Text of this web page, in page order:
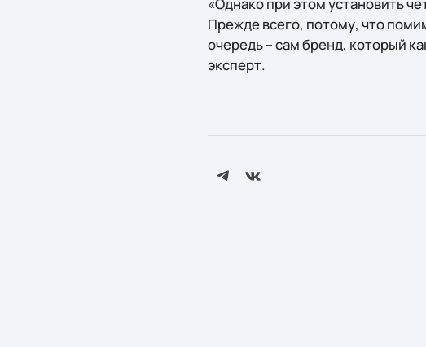
Прежде всего, потому, что
очередь – сам бренд, который
эксперт.